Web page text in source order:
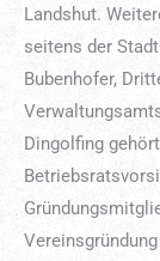
Landshut.
seitens der
Bubenhofer,
Dingolfing